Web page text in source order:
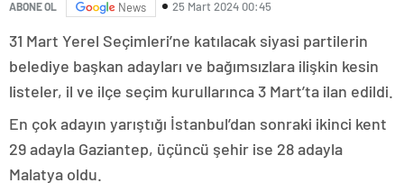
ABONE OL News 25 Mart 2024 00:45
31 Mart Yerel Seçimleri’ne katılacak siyasi partilerin
belediye başkan adayları ve bağımsızlara ilişkin kesin
listeler, il ve ilçe seçim kurullarınca 3 Mart’ta ilan edildi.
En çok adayın yarıştığı İstanbul’dan sonraki ikinci kent
29 adayla Gaziantep, üçüncü şehir ise 28 adayla
Malatya oldu.